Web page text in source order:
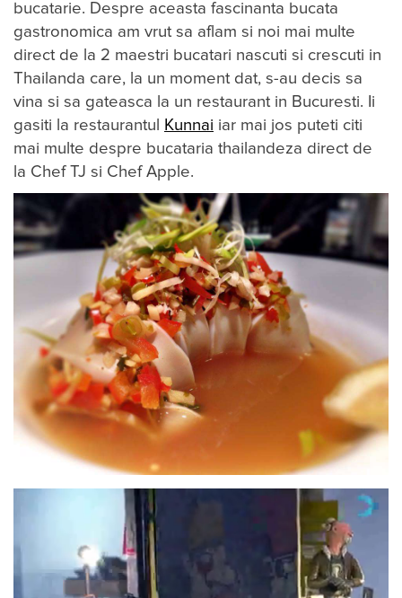
bucatarie. Despre aceasta fascinanta bucata
gastronomica am vrut sa aflam si noi mai multe
direct de la 2 maestri bucatari nascuti si crescuti in
Thailanda care, la un moment dat, s-au decis sa
vina si sa gateasca la un restaurant in Bucuresti. Ii
gasiti la restaurantul
Kunnai iar mai jos puteti citi
mai multe despre bucataria thailandeza direct de
la Chef TJ si Chef Apple.